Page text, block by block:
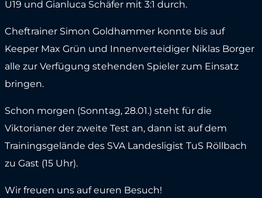
U19 und Gianluca Schäfer mit 3:1 durch.
Cheftrainer Simon Goldhammer konnte bis auf
Keeper Max Grün und Innenverteidiger Niklas Borger
alle zur Verfügung stehenden Spieler zum Einsatz
bringen.
Schon morgen (Sonntag, 28.01.) steht für die
Viktorianer der zweite Test an, dann ist auf dem
Trainingsgelände des SVA Landesligist TuS Röllbach
zu Gast (15 Uhr).
Wir freuen uns auf euren Besuch!